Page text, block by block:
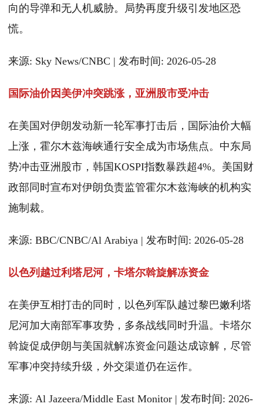
向的导弹和无人机威胁。局势再度升级引发地区恐
慌。
来源: Sky News/CNBC | 发布时间: 2026-05-28
国际油价因美伊冲突跳涨，亚洲股市受冲击
在美国对伊朗发动新一轮军事打击后，国际油价大幅
上涨，霍尔木兹海峡通行安全成为市场焦点。中东局
势冲击亚洲股市，韩国KOSPI指数暴跌超4%。美国财
政部同时宣布对伊朗负责监管霍尔木兹海峡的机构实
施制裁。
来源: BBC/CNBC/Al Arabiya | 发布时间: 2026-05-28
以色列越过利塔尼河，卡塔尔斡旋解冻资金
在美伊互相打击的同时，以色列军队越过黎巴嫩利塔
尼河加大南部军事攻势，多条战线同时升温。卡塔尔
斡旋促成伊朗与美国就解冻资金问题达成谅解，尽管
军事冲突持续升级，外交渠道仍在运作。
来源: Al Jazeera/Middle East Monitor | 发布时间: 2026-